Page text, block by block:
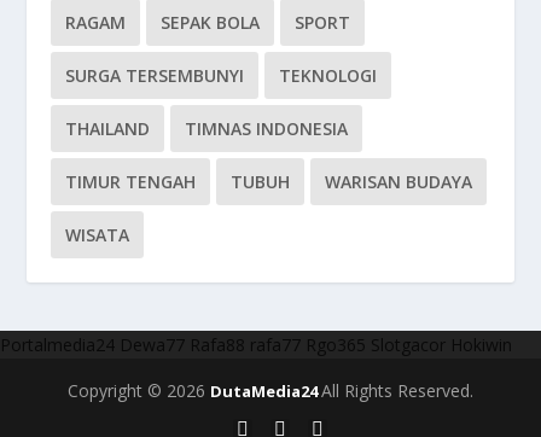
RAGAM SEPAK BOLA SPORT
SURGA TERSEMBUNYI TEKNOLOGI
THAILAND TIMNAS INDONESIA
TIMUR TENGAH TUBUH WARISAN BUDAYA
WISATA
Portalmedia24 Dewa77 Rafa88 rafa77 Rgo365 Slotgacor Hokiwin
Copyright © 2026 DutaMedia24All Rights Reserved.